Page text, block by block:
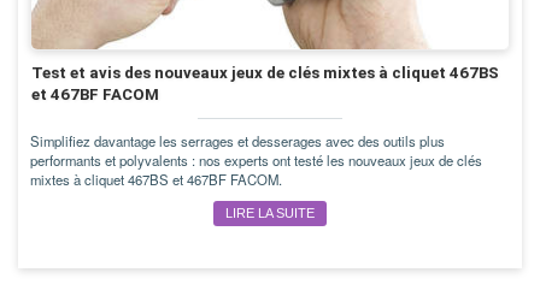
Test et avis des nouveaux jeux de clés mixtes à cliquet 467BS
et 467BF FACOM
Simplifiez davantage les serrages et desserages avec des outils plus
performants et polyvalents : nos experts ont testé les nouveaux jeux de clés
mixtes à cliquet 467BS et 467BF FACOM.
LIRE LA SUITE